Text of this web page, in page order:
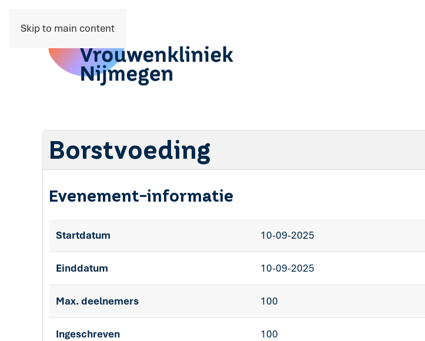
Skip to main content
Borstvoeding
Evenement-informatie
Startdatum 10-09-2025
Einddatum 10-09-2025
Max. deelnemers 100
Ingeschreven 100